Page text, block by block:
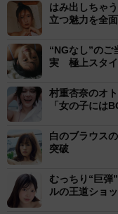
はみ出しちゃ
立つ魅力を全
“NGなし”の
実 極上スタイ
村重杏奈のオ
「女の子には
白のブラウス
突破
むっちり“巨弾
ルの王道ショ